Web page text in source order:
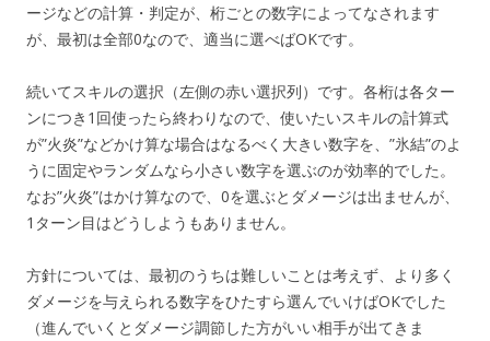
ージなどの計算・判定が、桁ごとの数字によってなされます
が、最初は全部0なので、適当に選べばOKです。
続いてスキルの選択（左側の赤い選択列）です。各桁は各ター
ンにつき1回使ったら終わりなので、使いたいスキルの計算式
が”火炎”などかけ算な場合はなるべく大きい数字を、”氷結”のよ
うに固定やランダムなら小さい数字を選ぶのが効率的でした。
なお”火炎”はかけ算なので、0を選ぶとダメージは出ませんが、
1ターン目はどうしようもありません。
方針については、最初のうちは難しいことは考えず、より多く
ダメージを与えられる数字をひたすら選んでいけばOKでした
（進んでいくとダメージ調節した方がいい相手が出てきま